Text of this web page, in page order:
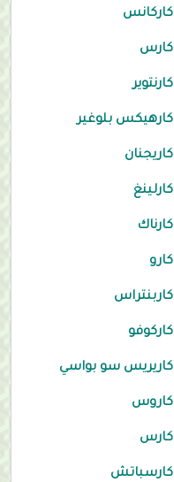
كاركانس
كارس
كارنتوير
كارهيكس بلوغير
كاريجنان
كارلينغ
كارناك
كارو
كاربنتراس
كاركوفو
كاريريس سو بواسي
كاروس
كارس
كارسباتش